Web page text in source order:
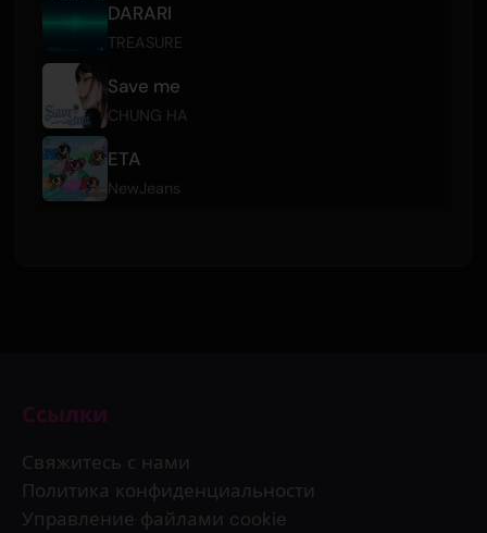
DARARI
TREASURE
Save me
CHUNG HA
ETA
NewJeans
Ссылки
Свяжитесь с нами
Политика конфиденциальности
Управление файлами cookie